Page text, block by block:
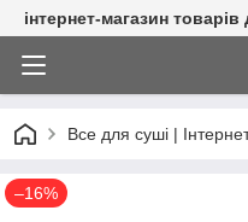
інтернет-магазин товарів
Все для суші |
–16%